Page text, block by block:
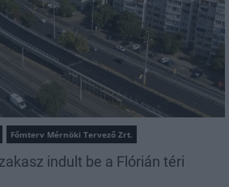
Főmterv Mérnöki Tervező Zrt.
indult be a Flórián téri